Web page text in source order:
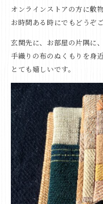
オンラインストアの方に敷
お時間ある時にでもどうぞ
玄関先に、お部屋の片隅に、
手織りの布のぬくもりを身
とても嬉しいです。